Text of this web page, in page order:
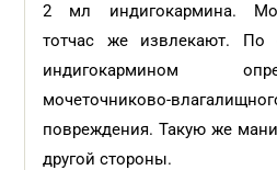
2 мл индигокармина.
тотчас же извлекают. По
индигокармином
мочеточниково-
повреждения. Такую же
другой стороны.